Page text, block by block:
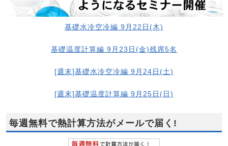
基礎水冷空冷編 9月22日(木)
基礎温度計算編 9月23日(金)残席5名
[週末]基礎水冷空冷編 9月24日(土)
[週末]基礎温度計算編 9月25日(日)
毎週無料で熱計算方法がメールで届く!